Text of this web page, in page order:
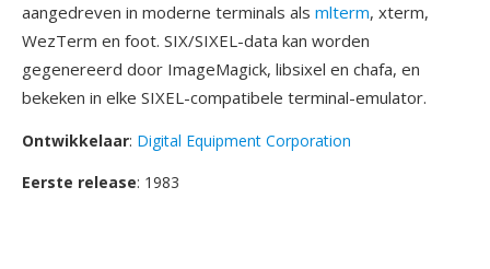
aangedreven in moderne terminals als mlterm, xterm,
WezTerm en foot. SIX/SIXEL-data kan worden
gegenereerd door ImageMagick, libsixel en chafa, en
bekeken in elke SIXEL-compatibele terminal-emulator.
Ontwikkelaar: Digital Equipment Corporation
Eerste release: 1983